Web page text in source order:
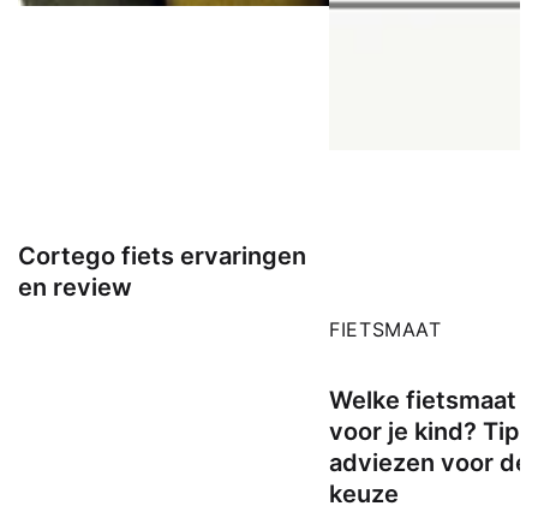
Cortego fiets ervaringen
en review
FIETSMAAT
Welke fietsmaat
voor je kind? Tips
adviezen voor
keuze